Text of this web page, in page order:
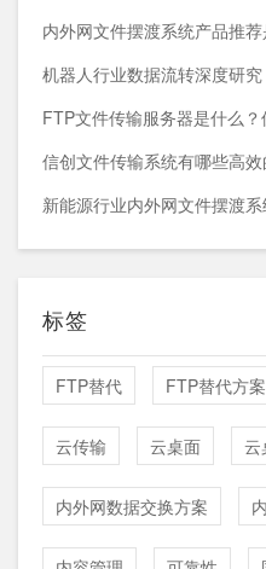
信创文件传输系统有哪些高
标签
FTP替代 FTP替代方案
云传输 云桌面 云
内外网数据交换方案